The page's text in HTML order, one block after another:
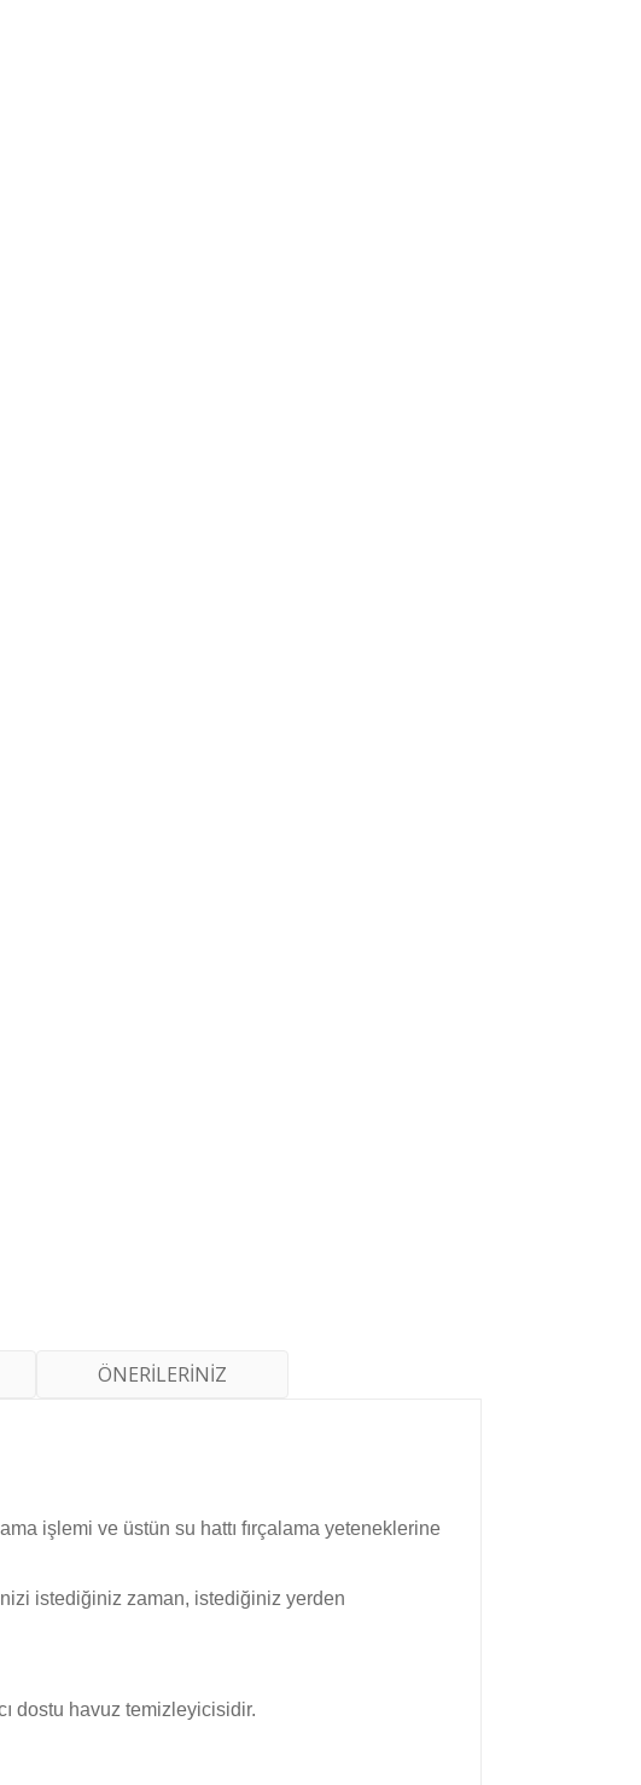
ÖNERİLERİNİZ
işlemi ve üstün su hattı fırçalama yeteneklerine
istediğiniz zaman, istediğiniz yerden
dostu havuz temizleyicisidir.